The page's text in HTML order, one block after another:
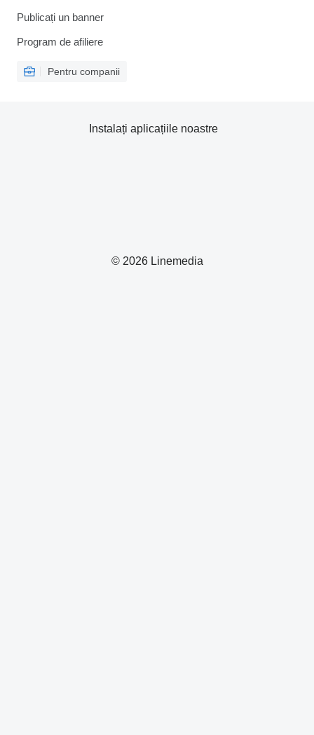
Publicați un banner
Program de afiliere
Pentru companii
© 2026 Linemedia
Instalați aplicațiile noastre